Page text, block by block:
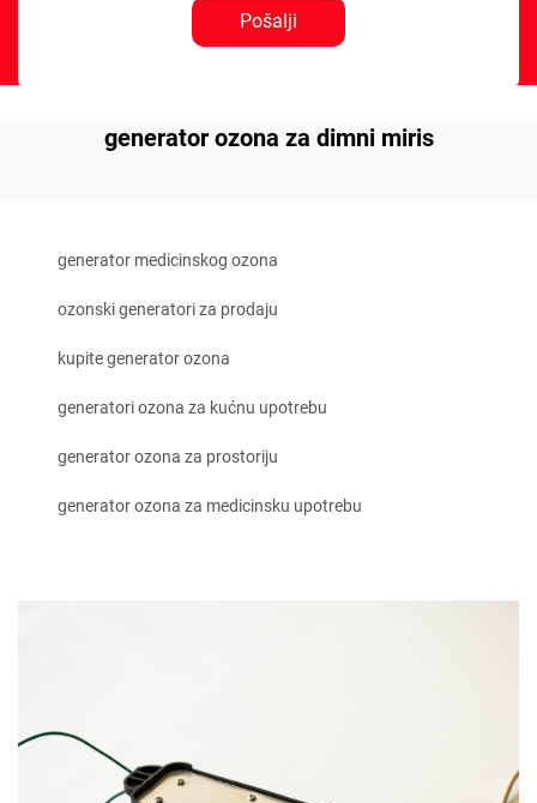
Pošalji
generator ozona za dimni miris
generator medicinskog ozona
ozonski generatori za prodaju
kupite generator ozona
generatori ozona za kućnu upotrebu
generator ozona za prostoriju
generator ozona za medicinsku upotrebu